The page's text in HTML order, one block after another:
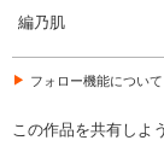
傷
編乃肌
フォロー機能について
この作品を共有しよう